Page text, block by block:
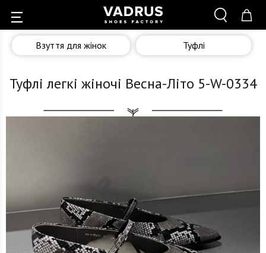
Взуття для жінок Туфлі
Туфлі легкі жіночі Весна-Літо 5-W-0334